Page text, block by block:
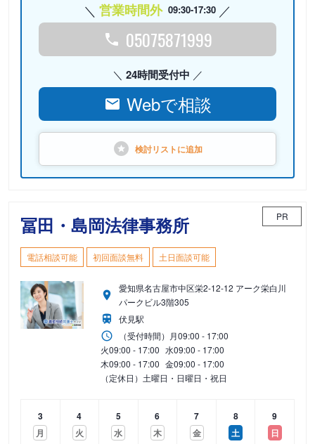
営業時間外 09:30-17:30
05075871999
24時間受付中
Webで相談
検討リストに追加
冨田・島岡法律事務所 PR
電話相談可能 初回面談無料 土日面談可能
愛知県名古屋市中区栄2-12-12 アーク栄白川
パークビル3階305
伏見駅
（受付時間） 月09:00 - 17:00
火09:00 - 17:00 水09:00 - 17:00
木09:00 - 17:00 金09:00 - 17:00
（定休日）土曜日・日曜日・祝日
3
月
4
火
5
水
6
木
7
金
8
土
9
日